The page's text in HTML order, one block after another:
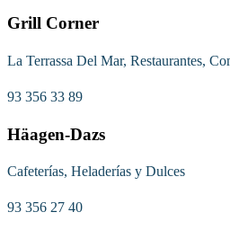
Grill Corner
La Terrassa Del Mar, Restaurantes,
93 356 33 89
Häagen-Dazs
Cafeterías, Heladerías y Dulces
93 356 27 40